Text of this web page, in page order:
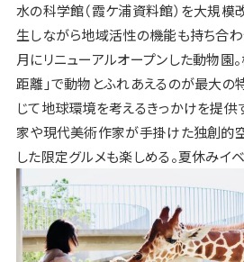
水の科学館（霞ケ浦資料館）を大規模
生しながら地域活性の機能も持ち合
月にリニューアルオープンした動物園
距離」で動物とふれあえるのが最大の
じて地球環境を考えるきっかけを提供
家や現代美術作家が手掛けた独創的
した限定グルメも楽しめる。夏休みイ